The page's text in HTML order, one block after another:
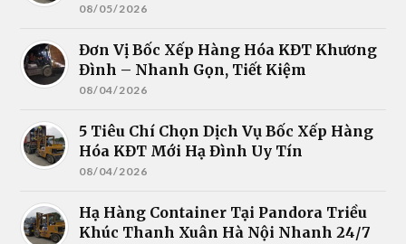
08/05/2026
Đơn Vị Bốc Xếp Hàng Hóa KĐT Khương
Đình – Nhanh Gọn, Tiết Kiệm
08/04/2026
5 Tiêu Chí Chọn Dịch Vụ Bốc Xếp Hàng
Hóa KĐT Mới Hạ Đình Uy Tín
08/04/2026
Hạ Hàng Container Tại Pandora Triều
Khúc Thanh Xuân Hà Nội Nhanh 24/7